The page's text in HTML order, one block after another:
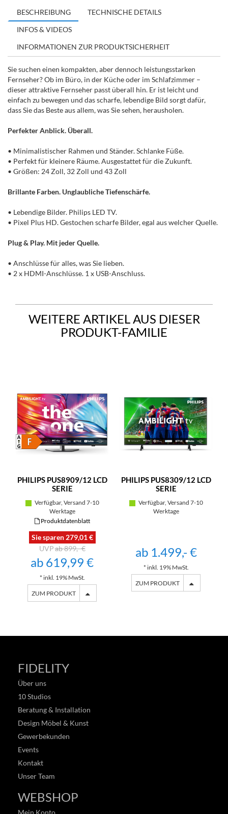
BESCHREIBUNG
TECHNISCHE DETAILS
INFOS & VIDEOS
INFORMATIONEN ZUR PRODUKTSICHERHEIT
Sie suchen einen kompakten, aber dennoch leistungsstarken
Fernseher? Ob im Büro, in der Küche oder im Schlafzimmer –
dieser attraktive Fernseher passt überall hin. Er ist leicht und
einfach zu bewegen und das scharfe, lebendige Bild sorgt dafür,
dass Sie das Beste aus allem, was Sie sehen, herausholen.
Perfekter Anblick. Überall.
• Minimalistischer Rahmen und Ständer. Schlanke Füße.
• Perfekt für kleinere Räume. Ausgestattet für die Zukunft.
• Größen: 24 Zoll, 32 Zoll und 43 Zoll
Brillante Farben. Unglaubliche Tiefenschärfe.
• Lebendige Bilder. Philips LED TV.
• Pixel Plus HD. Gestochen scharfe Bilder, egal aus welcher Quelle.
Plug & Play. Mit jeder Quelle.
• Anschlüsse für alles, was Sie lieben.
• 2 x HDMI-Anschlüsse. 1 x USB-Anschluss.
WEITERE ARTIKEL AUS DIESER
PRODUKT-FAMILIE
PHILIPS PUS8909/12 LCD
SERIE
Verfügbar, Versand 7-10
Werktage
Produktdatenblatt
Sie sparen 279,01 €
ab 899,- €
ab 619,99 €
* inkl. 19% MwSt.
ZUM PRODUKT
PHILIPS PUS8309/12 LCD
SERIE
Verfügbar, Versand 7-10
Werktage
ab 1.499,- €
* inkl. 19% MwSt.
ZUM PRODUKT
FIDELITY
Über uns
10 Studios
Beratung & Installation
Design Möbel & Kunst
Gewerbekunden
Events
Kontakt
Unser Team
WEBSHOP